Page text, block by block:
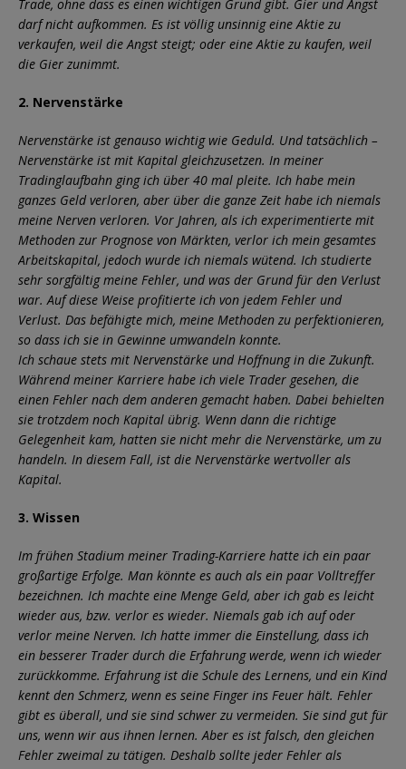
Trade, ohne dass es einen wichtigen Grund gibt. Gier und Angst
darf nicht aufkommen. Es ist völlig unsinnig eine Aktie zu
verkaufen, weil die Angst steigt; oder eine Aktie zu kaufen, weil
die Gier zunimmt.
2. Nervenstärke
Nervenstärke ist genauso wichtig wie Geduld. Und tatsächlich –
Nervenstärke ist mit Kapital gleichzusetzen. In meiner
Tradinglaufbahn ging ich über 40 mal pleite. Ich habe mein
ganzes Geld verloren, aber über die ganze Zeit habe ich niemals
meine Nerven verloren. Vor Jahren, als ich experimentierte mit
Methoden zur Prognose von Märkten, verlor ich mein gesamtes
Arbeitskapital, jedoch wurde ich niemals wütend. Ich studierte
sehr sorgfältig meine Fehler, und was der Grund für den Verlust
war. Auf diese Weise profitierte ich von jedem Fehler und
Verlust. Das befähigte mich, meine Methoden zu perfektionieren,
so dass ich sie in Gewinne umwandeln konnte.
Ich schaue stets mit Nervenstärke und Hoffnung in die Zukunft.
Während meiner Karriere habe ich viele Trader gesehen, die
einen Fehler nach dem anderen gemacht haben. Dabei behielten
sie trotzdem noch Kapital übrig. Wenn dann die richtige
Gelegenheit kam, hatten sie nicht mehr die Nervenstärke, um zu
handeln. In diesem Fall, ist die Nervenstärke wertvoller als
Kapital.
3. Wissen
Im frühen Stadium meiner Trading-Karriere hatte ich ein paar
großartige Erfolge. Man könnte es auch als ein paar Volltreffer
bezeichnen. Ich machte eine Menge Geld, aber ich gab es leicht
wieder aus, bzw. verlor es wieder. Niemals gab ich auf oder
verlor meine Nerven. Ich hatte immer die Einstellung, dass ich
ein besserer Trader durch die Erfahrung werde, wenn ich wieder
zurückkomme. Erfahrung ist die Schule des Lernens, und ein Kind
kennt den Schmerz, wenn es seine Finger ins Feuer hält. Fehler
gibt es überall, und sie sind schwer zu vermeiden. Sie sind gut für
uns, wenn wir aus ihnen lernen. Aber es ist falsch, den gleichen
Fehler zweimal zu tätigen. Deshalb sollte jeder Fehler als